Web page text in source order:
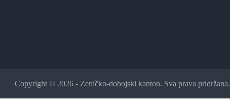
Copyright © 2026 - Zeničko-dobojski kanton. Sva prava pridržana.